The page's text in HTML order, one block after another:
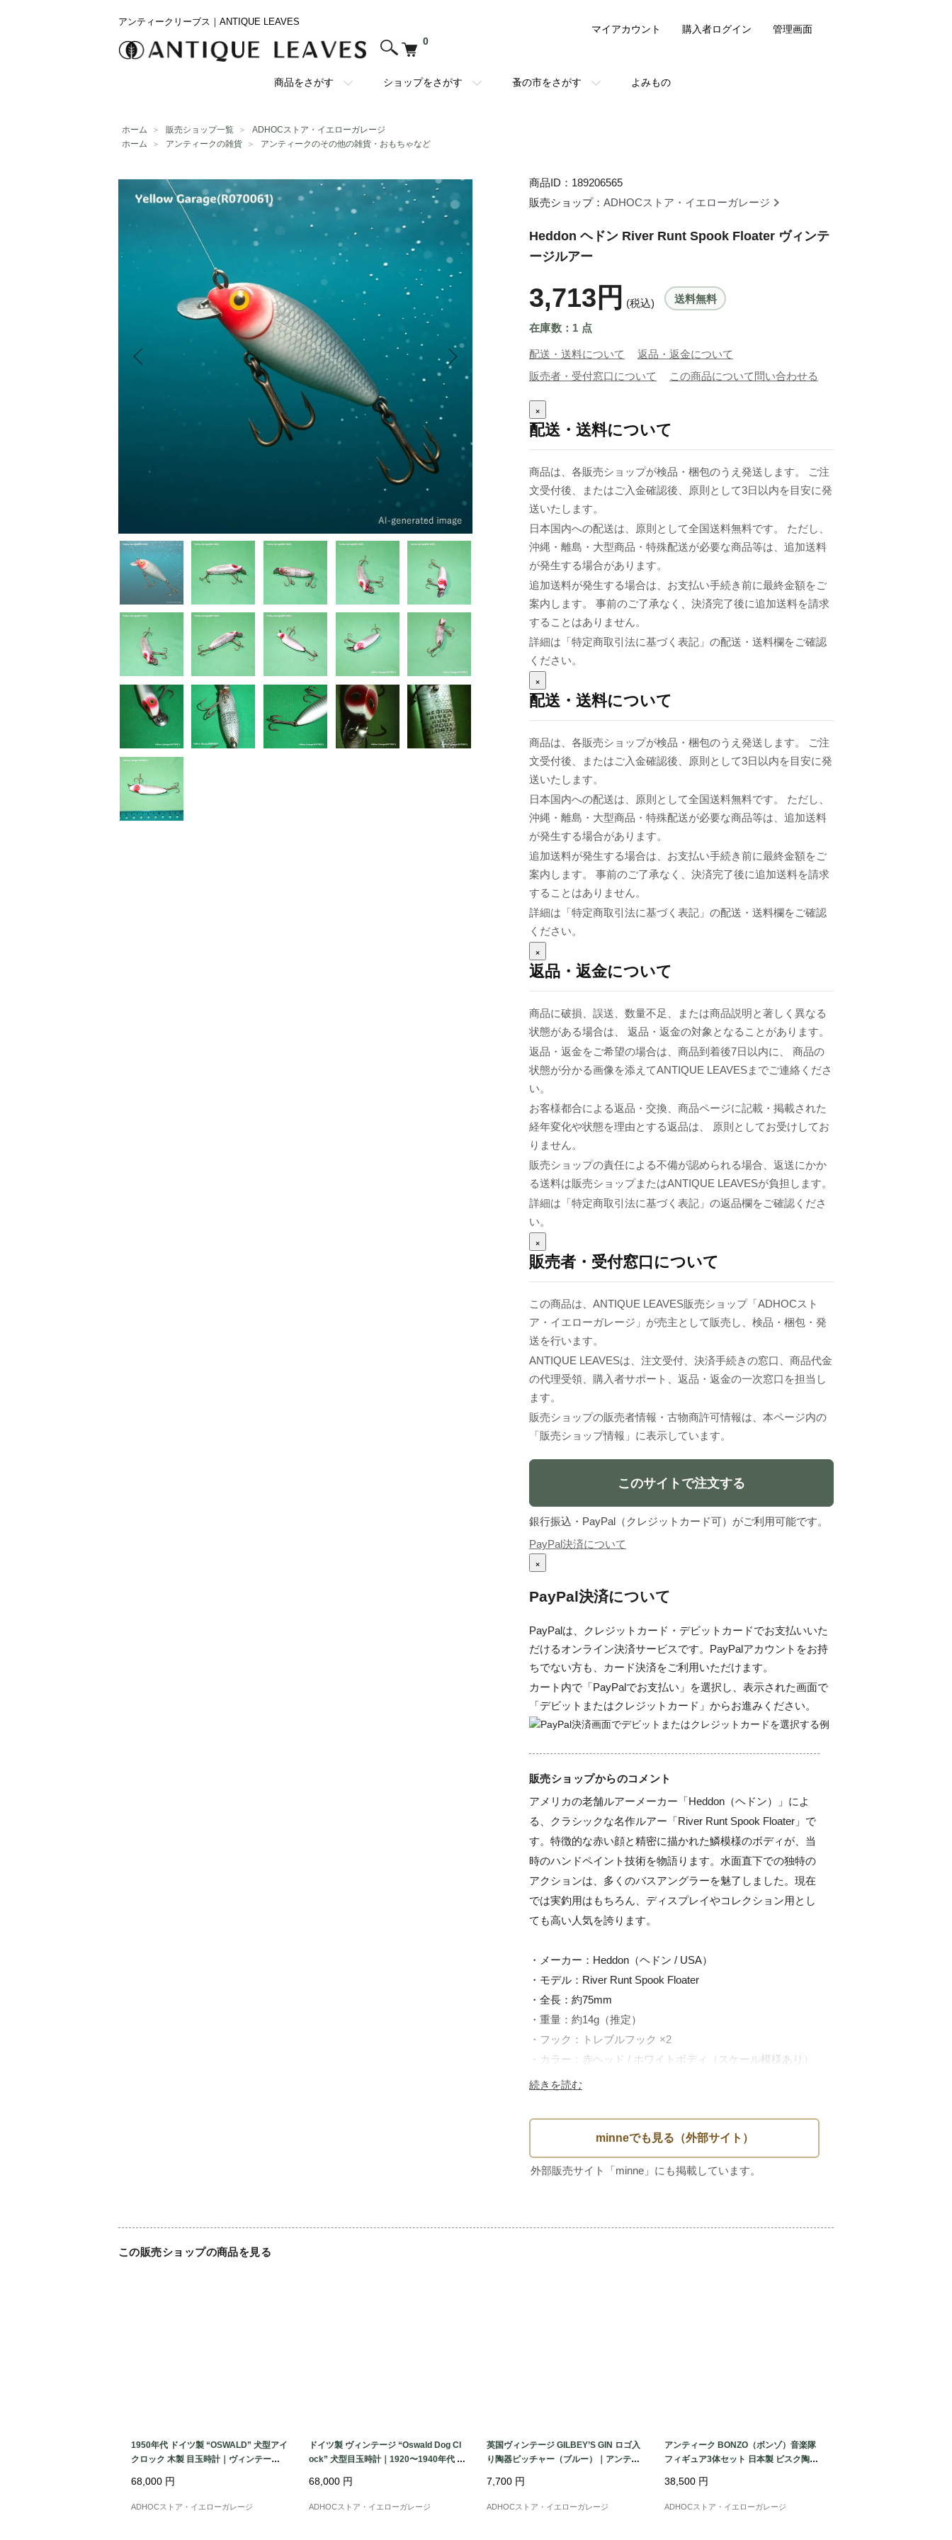
アンティークリーブス｜ANTIQUE LEAVES
0
商品をさがす ショップをさがす 蚤の市をさがす よみもの
マイアカウント 購入者ログイン 管理画面
ホーム ＞ 販売ショップ一覧 ＞
ADHOCストア・イエローガレージ
ホーム
＞ アンティークの雑貨 ＞ アンティークのその他の雑貨・おもちゃなど
商品ID：189206565
販売ショップ： ADHOCストア・イエローガレージ
Heddon ヘドン River Runt Spook Floater ヴィンテ
ージルアー
3,713円 (税込) 送料無料
在庫数：1 点
配送・送料について
返品・返金について
販売者・受付窓口について
この商品について問い合わせる
×
配送・送料について
商品は、各販売ショップが検品・梱包のうえ発送します。 ご注
文受付後、またはご入金確認後、原則として3日以内を目安に発
送いたします。
日本国内への配送は、原則として全国送料無料です。 ただし、
沖縄・離島・大型商品・特殊配送が必要な商品等は、追加送料
が発生する場合があります。
追加送料が発生する場合は、お支払い手続き前に最終金額をご
案内します。 事前のご了承なく、決済完了後に追加送料を請求
することはありません。
詳細は「特定商取引法に基づく表記」の配送・送料欄をご確認
ください。
×
配送・送料について
商品は、各販売ショップが検品・梱包のうえ発送します。 ご注
文受付後、またはご入金確認後、原則として3日以内を目安に発
送いたします。
日本国内への配送は、原則として全国送料無料です。 ただし、
沖縄・離島・大型商品・特殊配送が必要な商品等は、追加送料
が発生する場合があります。
追加送料が発生する場合は、お支払い手続き前に最終金額をご
案内します。 事前のご了承なく、決済完了後に追加送料を請求
することはありません。
詳細は「特定商取引法に基づく表記」の配送・送料欄をご確認
ください。
×
返品・返金について
商品に破損、誤送、数量不足、または商品説明と著しく異なる
状態がある場合は、 返品・返金の対象となることがあります。
返品・返金をご希望の場合は、商品到着後7日以内に、 商品の
状態が分かる画像を添えてANTIQUE LEAVESまでご連絡くださ
い。
お客様都合による返品・交換、商品ページに記載・掲載された
経年変化や状態を理由とする返品は、 原則としてお受けしてお
りません。
販売ショップの責任による不備が認められる場合、返送にかか
る送料は販売ショップまたはANTIQUE LEAVESが負担します。
詳細は「特定商取引法に基づく表記」の返品欄をご確認くださ
い。
×
販売者・受付窓口について
この商品は、ANTIQUE LEAVES販売ショップ「ADHOCスト
ア・イエローガレージ」が売主として販売し、検品・梱包・発
送を行います。
ANTIQUE LEAVESは、注文受付、決済手続きの窓口、商品代金
の代理受領、購入者サポート、返品・返金の一次窓口を担当し
ます。
販売ショップの販売者情報・古物商許可情報は、本ページ内の
「販売ショップ情報」に表示しています。
このサイトで注文する
銀行振込・PayPal（クレジットカード可）がご利用可能です。
PayPal決済について
×
PayPal決済について
PayPalは、クレジットカード・デビットカードでお支払いいた
だけるオンライン決済サービスです。PayPalアカウントをお持
ちでない方も、カード決済をご利用いただけます。
カート内で「PayPalでお支払い」を選択し、表示された画面で
「デビットまたはクレジットカード」からお進みください。
販売ショップからのコメント
アメリカの老舗ルアーメーカー「Heddon（ヘドン）」によ
る、クラシックな名作ルアー「River Runt Spook Floater」で
す。特徴的な赤い顔と精密に描かれた鱗模様のボディが、当
時のハンドペイント技術を物語ります。水面直下での独特の
アクションは、多くのバスアングラーを魅了しました。現在
では実釣用はもちろん、ディスプレイやコレクション用とし
ても高い人気を誇ります。
・メーカー：Heddon（ヘドン / USA）
・モデル：River Runt Spook Floater
・全長：約75mm
・重量：約14g（推定）
・フック：トレブルフック ×2
・カラー：赤ヘッド / ホワイトボディ（スケール模様あり）
・製造年代：1950年代前後
・ヘドンの歴史を代表するヴィンテージモデル
・コレクターズアイテムとしても高評価
・赤ヘッド×ホワイトのクラシックカラーリング
・アンティーク雑貨やディスプレイにも最適
のメーカーが競い合って「赤頭白ボディ（Red Head / White
Body）」を採用しました。いわば「定番カラー」として人気
続きを読む
この販売ショップの商品を見る
1950年代 ドイツ製 “OSWALD” 犬型アイ
クロック 木製 目玉時計｜ヴィンテージ
68,000 円
ADHOCストア・イエローガレージ
ドイツ製 ヴィンテージ “Oswald Dog Cl
ock” 犬型目玉時計｜1920〜1940年代 ア
68,000 円
ADHOCストア・イエローガレージ
英国ヴィンテージ GILBEY’S GIN ロゴ入
り陶器ピッチャー（ブルー）｜アンティ
7,700 円
ADHOCストア・イエローガレージ
アンティーク BONZO（ボンゾ）音楽隊
フィギュア3体セット 日本製 ビスク陶器
38,500 円
ADHOCストア・イエローガレージ